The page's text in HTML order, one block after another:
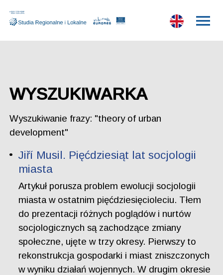
WYSZUKIWARKA
Wyszukiwanie frazy: "theory of urban
development"
Jiří Musil. Pięćdziesiąt lat socjologii
miasta
Artykuł porusza problem ewolucji socjologii
miasta w ostatnim pięćdziesięcioleciu. Tłem
do prezentacji różnych poglądów i nurtów
socjologicznych są zachodzące zmiany
społeczne, ujęte w trzy okresy. Pierwszy to
rekonstrukcja gospodarki i miast zniszczonych
w wyniku działań wojennych. W drugim okresie